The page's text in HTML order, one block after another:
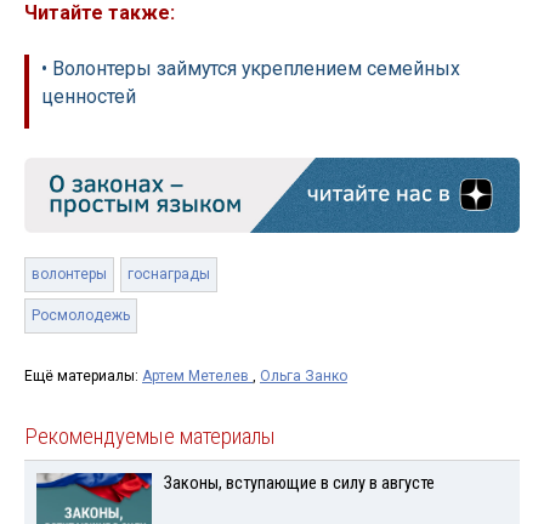
Читайте также:
• Волонтеры займутся укреплением семейных
ценностей
волонтеры госнаграды
Росмолодежь
Ещё материалы: Артем Метелев , Ольга Занко
Рекомендуемые материалы
Законы, вступающие в силу в августе